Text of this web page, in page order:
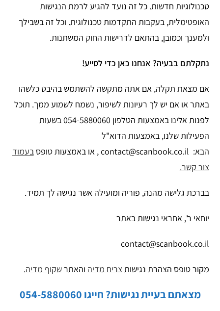
טכנולוגיות חדשות. כל זה נועד להגיע לרמת הנגישות
האופטימלית, בעקבות התקדמות טכנולוגית. וכל זה בשבילך
ולמענך וכמובן, בהתאם לדרישות החוק המשתנות.
נתקלתם בבעיה? אנחנו כאן כדי לסייע!
אם מצאת תקלה, אם אתה מתקשה להשתמש בהיבט כלשהו
באתר או אם יש לך רעיונות לשיפור, נשמח לשמוע ממך. תוכל
לפנות אלינו באמצעות הטלפון 054-5880060 בשעות
הפעילות שלנו, באמצעות הדוא"ל
הבא: contact@scanbook.co.il , או באמצעות טופס
בעמוד
צור קשר.
בברכת גלישה מהנה, פוריה ומועילה אשר נגישה לך תמיד.
יוחאי ר', אחראי נגישות באתר
contact@scanbook.co.il
מקור טופס הצהרת נגישותצריח מדיה והאתרשקוף מדיה.
מצאתם בעיית נגישות? חייגו 054-5880060